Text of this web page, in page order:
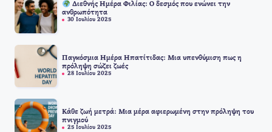
Διεθνής Ημέρα Φιλίας: Ο δεσμός που ενώνει την
ανθρωπότητα
30 Ιουλίου 2025
Παγκόσμια Ημέρα Ηπατίτιδας: Μια υπενθύμιση πως η
πρόληψη σώζει ζωές
28 Ιουλίου 2025
Κάθε ζωή μετρά: Μια μέρα αφιερωμένη στην πρόληψη του
πνιγμού
25 Ιουλίου 2025